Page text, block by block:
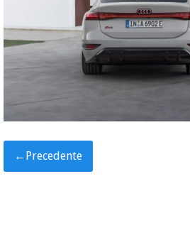
← Precedente